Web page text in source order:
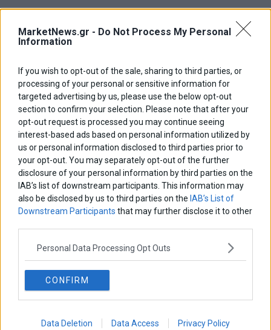
MarketNews.gr - Do Not Process My Personal
Information
If you wish to opt-out of the sale, sharing to third parties, or
processing of your personal or sensitive information for
targeted advertising by us, please use the below opt-out
section to confirm your selection. Please note that after your
opt-out request is processed you may continue seeing
interest-based ads based on personal information utilized by
us or personal information disclosed to third parties prior to
your opt-out. You may separately opt-out of the further
disclosure of your personal information by third parties on the
IAB’s list of downstream participants. This information may
also be disclosed by us to third parties on the IAB’s List of
Downstream Participants that may further disclose it to other
Personal Data Processing Opt Outs
CONFIRM
Data Deletion Data Access Privacy Policy
ΑΡΘΡΟΓΡΑΦΟΙ
Ελευθερία Κούρταλη
Οι «τιμωροί» των ομολόγων επέστρεψαν
Εύη Φραγκάκη
Η αληθινή παιδεία ξεκινά από την ψυχή…
Σταματίνα Σταματάκου
Δημήτρης Καμπουράκης
Από την αποθέωση στην καταγγελία: Η Ελλάδα πάντα
ψάχνει τον επόμενο Μεσσία
Νικόλαος Φουρτζής